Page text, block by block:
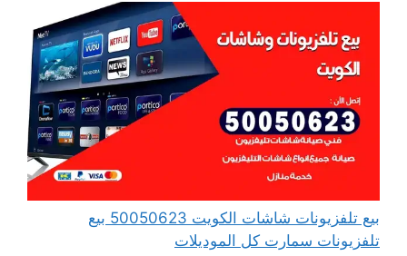
بيع تلفزيونات شاشات الكويت 50050623 بيع
تلفزيونات سمارت كل الموديلات